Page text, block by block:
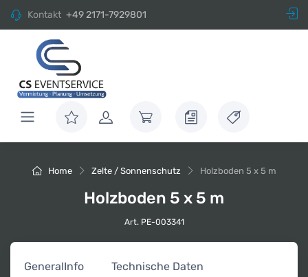
Kontakt +49 2171-7929801
Home Zelte / Sonnenschutz Holzboden 5 x 5 m
Holzboden 5 x 5 m
Art. PE-003341
GeneralInfo Technische Daten